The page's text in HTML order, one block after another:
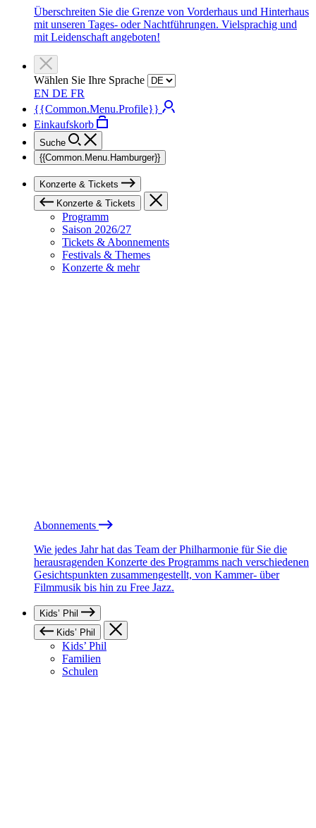
Überschreiten Sie die Grenze von Vorderhaus und Hinterhaus
mit unseren Tages- oder Nachtführungen. Vielsprachig und
mit Leidenschaft angeboten!
Wählen Sie Ihre Sprache
EN DE FR
{{Common.Menu.Profile}}
Einkaufskorb
Suche
{{Common.Menu.Hamburger}}
Konzerte & Tickets
Konzerte & Tickets
Programm
Saison 2026/27
Tickets & Abonnements
Festivals & Themes
Konzerte & mehr
Abonnements
Wie jedes Jahr hat das Team der Philharmonie für Sie die
herausragenden Konzerte des Programms nach verschiedenen
Gesichtspunkten zusammengestellt, von Kammer- über
Filmmusik bis hin zu Free Jazz.
Kids’ Phil
Kids’ Phil
Kids’ Phil
Familien
Schulen